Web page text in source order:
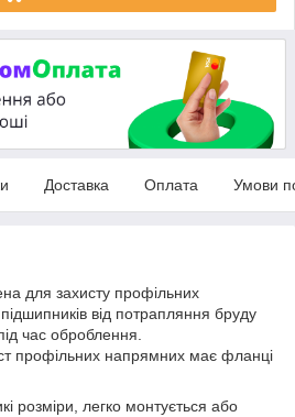
Доставка Оплата Умови
для захисту профільних
від потрапляння бруду
час оброблення.
профільних напрямних має фланці
розміри, легко монтується або